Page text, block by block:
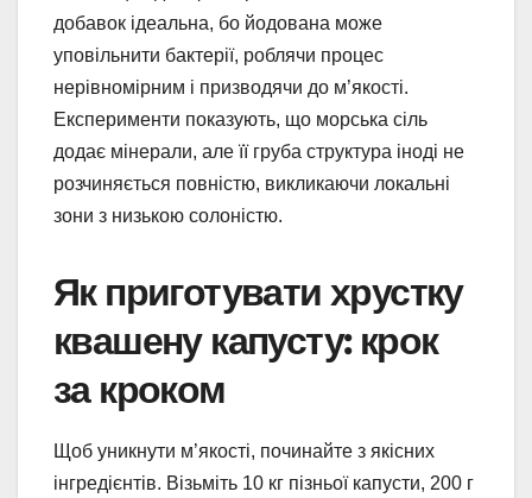
добавок ідеальна, бо йодована може
уповільнити бактерії, роблячи процес
нерівномірним і призводячи до м’якості.
Експерименти показують, що морська сіль
додає мінерали, але її груба структура іноді не
розчиняється повністю, викликаючи локальні
зони з низькою солоністю.
Як приготувати хрустку
квашену капусту: крок
за кроком
Щоб уникнути м’якості, починайте з якісних
інгредієнтів. Візьміть 10 кг пізньої капусти, 200 г